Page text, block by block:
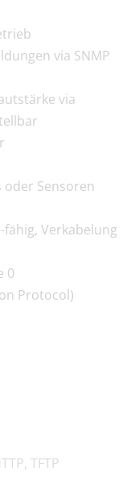
via SNMP
via
oder Sensoren
fähig, Verkabelung
0
Protocol)
TFTP